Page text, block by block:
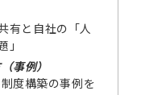
有と自社の「人
」
事例）
度構築の事例を